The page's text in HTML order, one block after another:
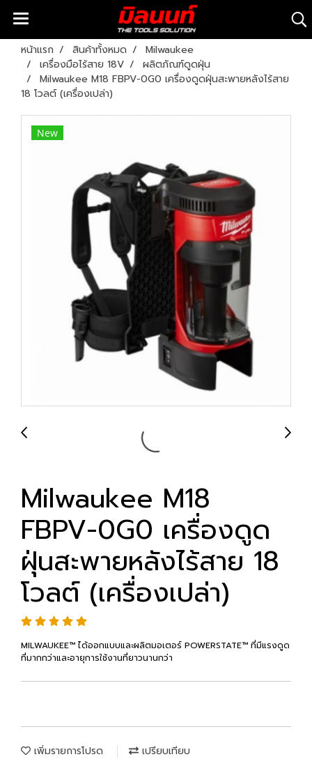
หน้าแรก สินค้าทั้งหมด
Milwaukee
เครื่องมือไร้สาย 18V
ผลิตภัณฑ์ดูดฝุ่น
Milwaukee M18 FBPV-0G0 เครื่องดูดฝุ่นสะพายหลังไร้สาย
18 โวลต์ (เครื่องเปล่า)
New
Milwaukee M18
FBPV-0G0 เครื่องดูด
ฝุ่นสะพายหลังไร้สาย 18
โวลต์ (เครื่องเปล่า)
MILWAUKEE™ ได้ออกแบบและผลิตมอเตอร์ POWERSTATE™ ที่มีแรงดูด
ที่มากกว่าและอายุการใช้งานที่ยาวนานกว่า
เพิ่มรายการโปรด เปรียบเทียบ